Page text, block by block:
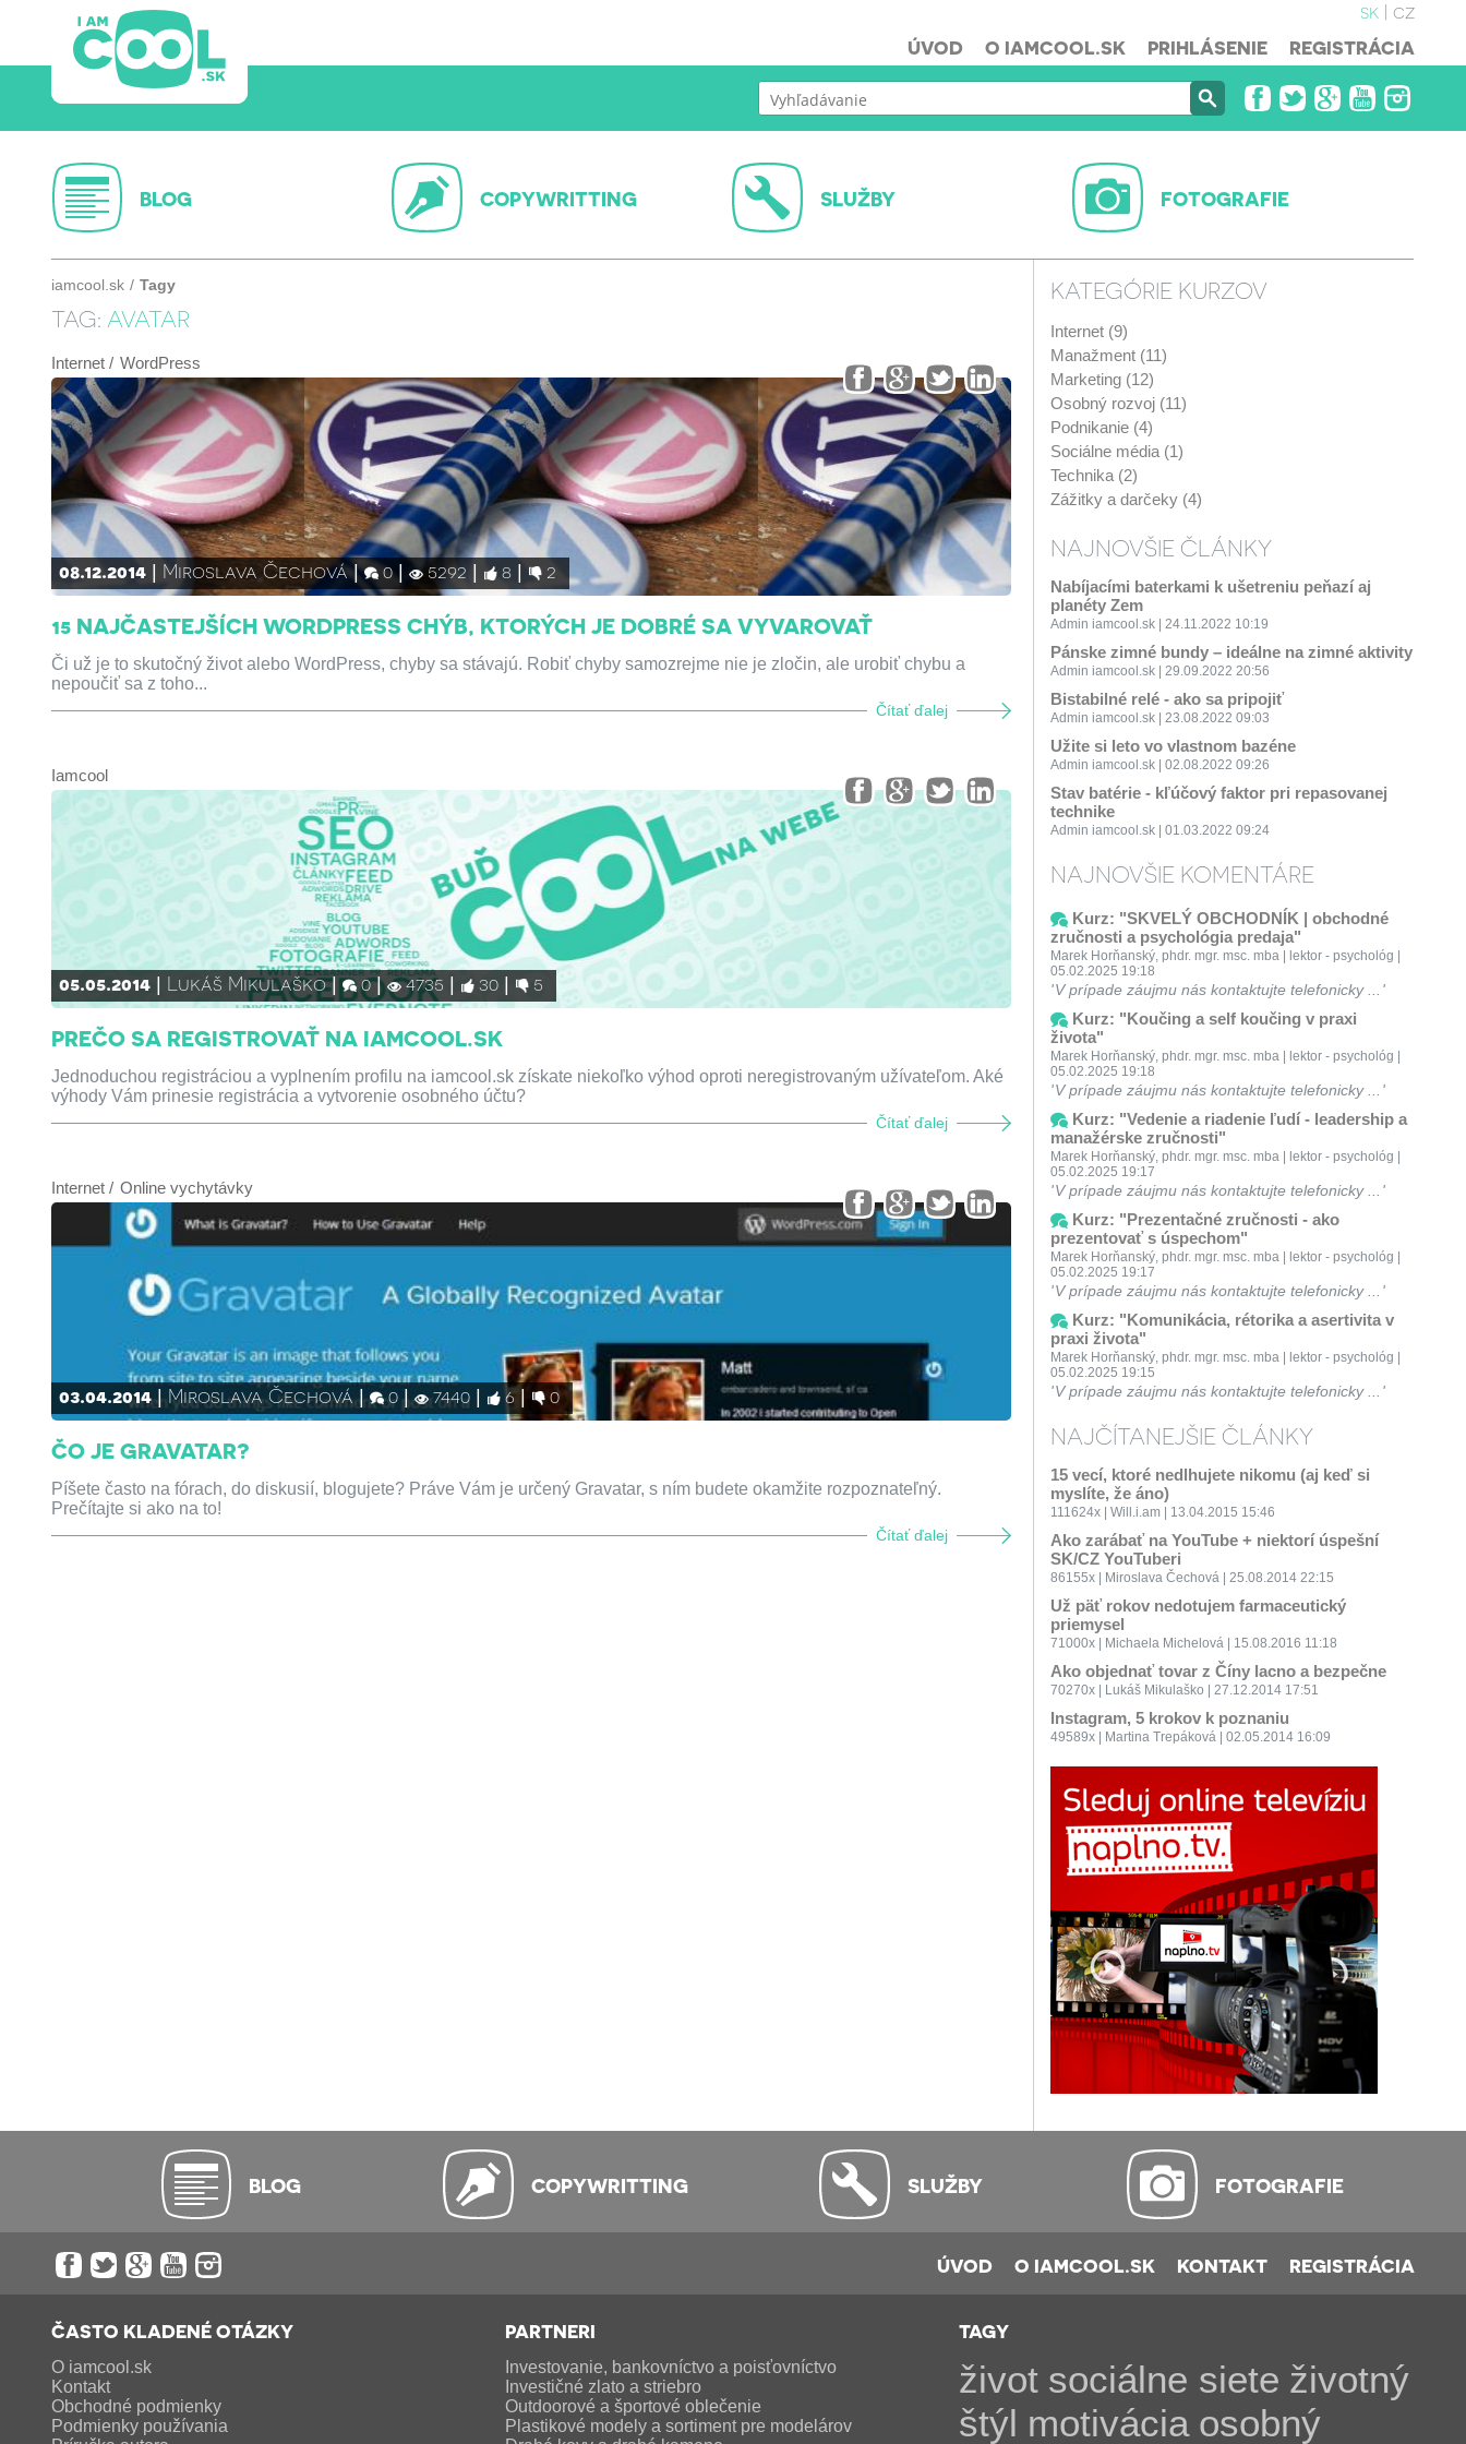
sk
cz
ÚVOD
O IAMCOOL.SK PRIHLÁSENIE REGISTRÁCIA
BLOG COPYWRITTING SLUŽBY FOTOGRAFIE
iamcool.sk Tagy
TAG: AVATAR
Internet WordPress
08.12.2014 Miroslava Čechová 0 5292 8 2
15 NAJČASTEJŠÍCH WORDPRESS CHÝB, KTORÝCH JE DOBRÉ SA VYVAROVAŤ
Či už je to skutočný život alebo WordPress, chyby sa stávajú. Robiť chyby samozrejme nie je zločin, ale urobiť chybu a
nepoučiť sa z toho...
Čítať ďalej
Iamcool
05.05.2014 Lukáš Mikulaško 0 4735 30 5
PREČO SA REGISTROVAŤ NA IAMCOOL.SK
Jednoduchou registráciou a vyplnením profilu na iamcool.sk získate niekoľko výhod oproti neregistrovaným užívateľom. Aké
výhody Vám prinesie registrácia a vytvorenie osobného účtu?
Čítať ďalej
Internet Online vychytávky
03.04.2014 Miroslava Čechová 0 7440 6 0
ČO JE GRAVATAR?
Píšete často na fórach, do diskusií, blogujete? Práve Vám je určený Gravatar, s ním budete okamžite rozpoznateľný.
Prečítajte si ako na to!
Čítať ďalej
KATEGÓRIE KURZOV
Internet (9)
Manažment (11)
Marketing (12)
Osobný rozvoj (11)
Podnikanie (4)
Sociálne média (1)
Technika (2)
Zážitky a darčeky (4)
NAJNOVŠIE ČLÁNKY
Nabíjacími baterkami k ušetreniu peňazí aj
planéty Zem
Admin iamcool.sk | 24.11.2022 10:19
Pánske zimné bundy – ideálne na zimné aktivity
Admin iamcool.sk | 29.09.2022 20:56
Bistabilné relé - ako sa pripojiť
Admin iamcool.sk | 23.08.2022 09:03
Užite si leto vo vlastnom bazéne
Admin iamcool.sk | 02.08.2022 09:26
Stav batérie - kľúčový faktor pri repasovanej
technike
Admin iamcool.sk | 01.03.2022 09:24
NAJNOVŠIE KOMENTÁRE
Kurz: "SKVELÝ OBCHODNÍK | obchodné
zručnosti a psychológia predaja"
Marek Horňanský, phdr. mgr. msc. mba | lektor - psychológ |
05.02.2025 19:18
V prípade záujmu nás kontaktujte telefonicky ...
Kurz: "Koučing a self koučing v praxi
života"
Marek Horňanský, phdr. mgr. msc. mba | lektor - psychológ |
05.02.2025 19:18
V prípade záujmu nás kontaktujte telefonicky ...
Kurz: "Vedenie a riadenie ľudí - leadership a
manažérske zručnosti"
Marek Horňanský, phdr. mgr. msc. mba | lektor - psychológ |
05.02.2025 19:17
V prípade záujmu nás kontaktujte telefonicky ...
Kurz: "Prezentačné zručnosti - ako
prezentovať s úspechom"
Marek Horňanský, phdr. mgr. msc. mba | lektor - psychológ |
05.02.2025 19:17
V prípade záujmu nás kontaktujte telefonicky ...
Kurz: "Komunikácia, rétorika a asertivita v
praxi života"
Marek Horňanský, phdr. mgr. msc. mba | lektor - psychológ |
05.02.2025 19:15
V prípade záujmu nás kontaktujte telefonicky ...
NAJČÍTANEJŠIE ČLÁNKY
15 vecí, ktoré nedlhujete nikomu (aj keď si
myslíte, že áno)
111624x | Will.i.am | 13.04.2015 15:46
Ako zarábať na YouTube + niektorí úspešní
SK/CZ YouTuberi
86155x | Miroslava Čechová | 25.08.2014 22:15
Už päť rokov nedotujem farmaceutický
priemysel
71000x | Michaela Michelová | 15.08.2016 11:18
Ako objednať tovar z Číny lacno a bezpečne
70270x | Lukáš Mikulaško | 27.12.2014 17:51
Instagram, 5 krokov k poznaniu
49589x | Martina Trepáková | 02.05.2014 16:09
BLOG COPYWRITTING SLUŽBY FOTOGRAFIE
ÚVOD O IAMCOOL.SK KONTAKT REGISTRÁCIA
ČASTO KLADENÉ OTÁZKY
O iamcool.sk
Kontakt
Obchodné podmienky
Podmienky používania
PARTNERI
Investovanie, bankovníctvo a poisťovníctvo
Investičné zlato a striebro
Outdoorové a športové oblečenie
Plastikové modely a sortiment pre modelárov
TAGY
život sociálne siete životný
štýl motivácia osobný